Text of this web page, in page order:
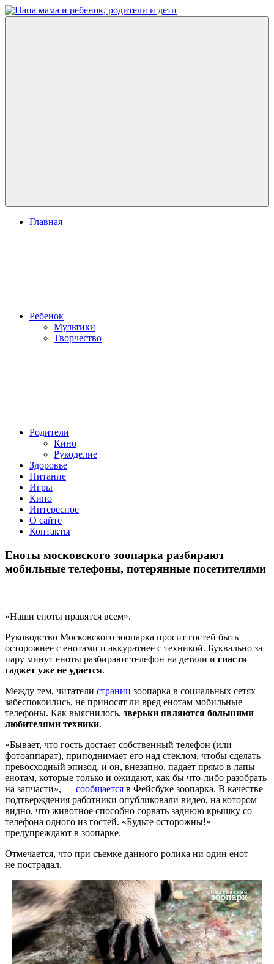
Перейти
к
Главная
Ребенок
Мультики
Творчество
Родители
Кино
Рукоделие
Здоровье
Питание
Игры
Кино
Интересное
О сайте
Контакты
Еноты московского зоопарка разбирают
мобильные телефоны, потерянные посетителями
«Наши еноты нравятся всем».
Руководство Московского зоопарка просит гостей быть
осторожнее с енотами и аккуратнее с техникой. Буквально за
пару минут еноты разбирают телефон на детали и спасти
гаджет уже не удается.
Между тем, читатели страниц зоопарка в социальных сетях
забеспокоились, не приносят ли вред енотам мобильные
телефоны. Как выяснилось, зверьки являются большими
любителями техники.
«Бывает, что гость достает собственный телефон (или
фотоаппарат), приподнимает его над стеклом, чтобы сделать
превосходный эпизод, и он, внезапно, падает прямо в лапы
енотам, которые только и ожидают, как бы что-либо разобрать
на запчасти», — сообщается в Фейсбуке зоопарка. В качестве
подтверждения работники опубликовали видео, на котором
видно, что животное способно сорвать заднюю крышку со
телефона одного из гостей. «Будьте осторожны!» —
предупреждают в зоопарке.
Отмечается, что при съемке данного ролика ни один енот
не пострадал.